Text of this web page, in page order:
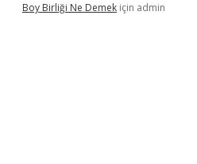
Boy Birliği Ne Demek için admin